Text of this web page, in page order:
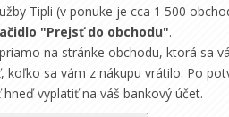
Tipli (v ponuke je cca 1 500
"Prejsť do obchodu".
priamo na stránke obchodu, ktorá sa
sa vám z nákupu vrátilo. Po
vyplatiť na váš bankový účet.